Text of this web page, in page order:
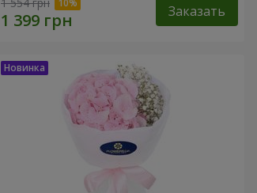
1 554 грн Заказать